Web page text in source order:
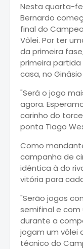
Nesta quarta-
Bernardo
final do
Vôlei. Por ter
da primeira
primeira
casa, no
"Será o jogo
agora.
carinho do
ponta Tiago
Como
campanha de
idêntica à do
vitória para
"Serão jogos
semifinal e
durante a
jogam um vôlei
técnico do